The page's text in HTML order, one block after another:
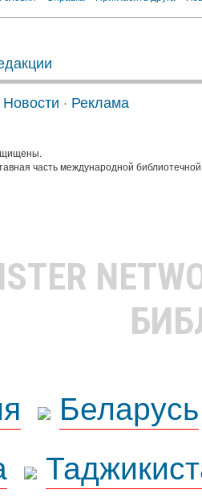
Новости · Реклама
часть международной
Беларусь